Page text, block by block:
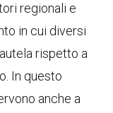
regionali e
in cui diversi
rispetto a
In questo
anche a